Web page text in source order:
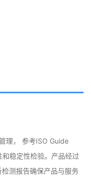
理， 参考ISO Guide
稳定性检验。产品经过
测报告确保产品与服务